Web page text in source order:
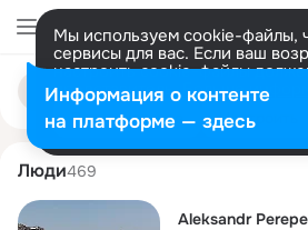
Мы используем cookie-файлы,
сервисы для вас. Если ваш
настроить cookie-файлы
представитель. Больше
Разрешить все Настроить
Поиск
людям
aleksandr perepelitsa
Люди469
Aleksandr
Информация о контенте
на платформе — здесь